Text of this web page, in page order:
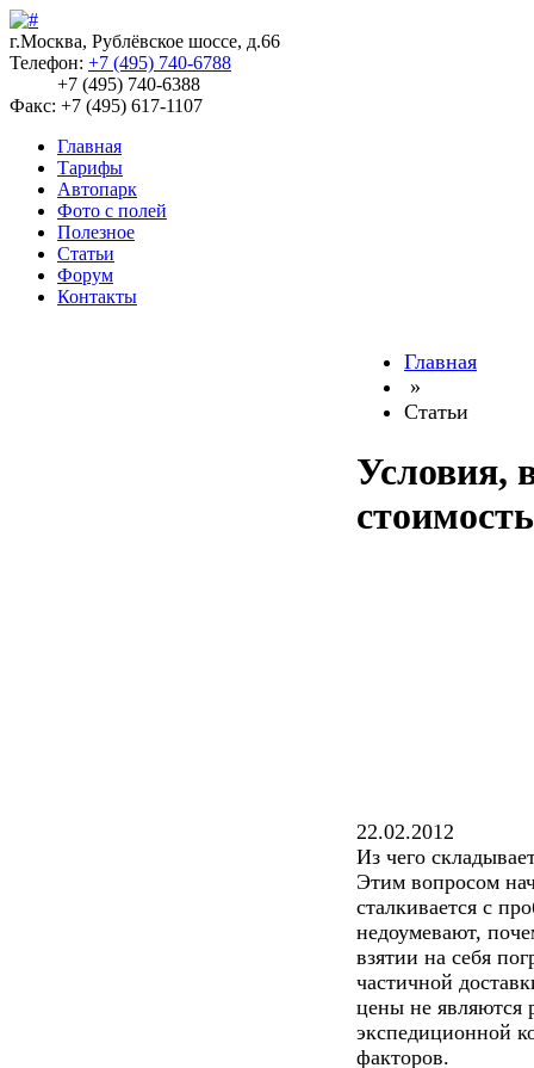
г.Москва, Рублёвское шоссе, д.66
Телефон: +7 (495) 740-6788
+7 (495) 740-6388
Факс: +7 (495) 617-1107
Главная
Тарифы
Автопарк
Фото с полей
Полезное
Статьи
Форум
Контакты
Главная
»
Статьи
Условия,
22.02.2012
Из чего
Этим вопросом
сталкивается с
недоумевают,
взятии на себя
частичной
цены не являются
экспедиционной
факторов.